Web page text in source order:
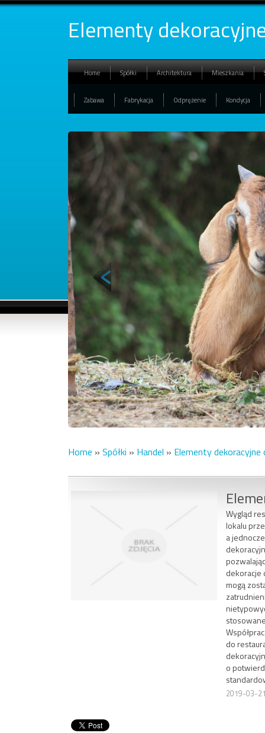
Elementy
Home Spółki Architektura Mieszkania
Zabawa Fabrykacja Odprężenie Kondycja
Home » Spółki » Handel » Elementy
Wygląd
lokalu
a
dekoracje
mogą
do
o
2019-03-